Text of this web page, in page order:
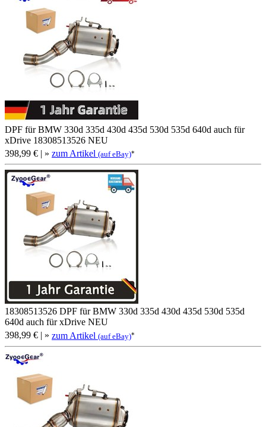
DPF für BMW 330d 335d 430d 435d 530d 535d 640d auch für
xDrive 18308513526 NEU
398,99 € | » zum Artikel (auf eBay)*
18308513526 DPF für BMW 330d 335d 430d 435d 530d 535d
640d auch für xDrive NEU
398,99 € | » zum Artikel (auf eBay)*